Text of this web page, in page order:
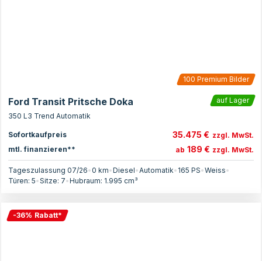
100 Premium Bilder
Ford Transit Pritsche Doka
auf Lager
350 L3 Trend Automatik
Sofortkaufpreis 35.475 € zzgl. MwSt.
mtl. finanzieren**
ab 189 € zzgl. MwSt.
Tageszulassung 07/26•0 km•Diesel•Automatik• 165 PS•Weiss•
Türen: 5•Sitze: 7•Hubraum: 1.995 cm³
-36% Rabatt*